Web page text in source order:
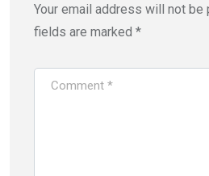
Your email address will not be
fields are marked *